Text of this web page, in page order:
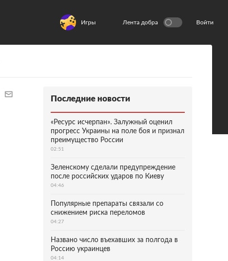
Игры Лента добра Войти
Последние новости
«Ресурс исчерпан». Залужный оценил
прогресс Украины на поле боя и признал
преимущество России
02:51
Зеленскому сделали предупреждение
после российских ударов по Киеву
04:46
Популярные препараты связали со
снижением риска переломов
04:27
Названо число въехавших за полгода в
Россию украинцев
04:14